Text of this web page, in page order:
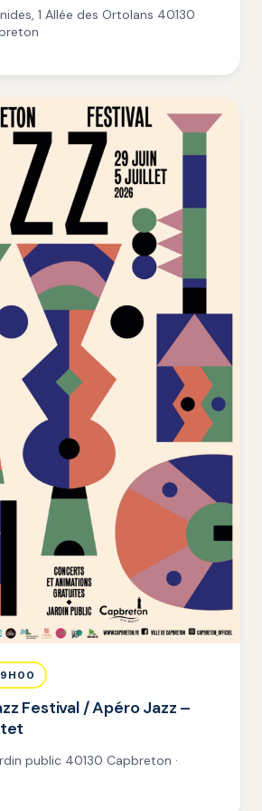
1 Allée des Ortolans 40130
Festival / Apéro Jazz –
public 40130 Capbreton ·